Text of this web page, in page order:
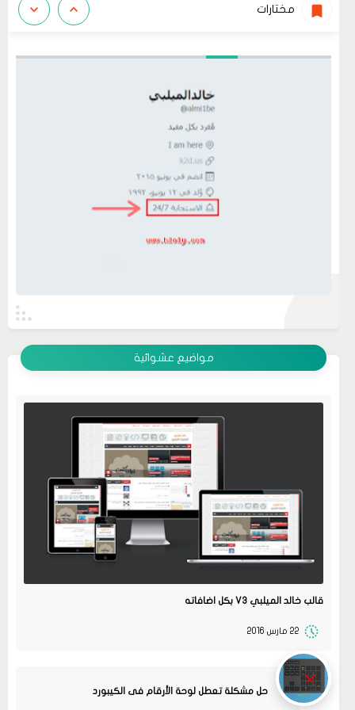
مختارات
مواضيع عشوائية
قالب خالد الميلبي V3 بكل اضافاته
22 مارس 2016
حل مشكلة تعطل لوحة الأرقام فى الكيبورد